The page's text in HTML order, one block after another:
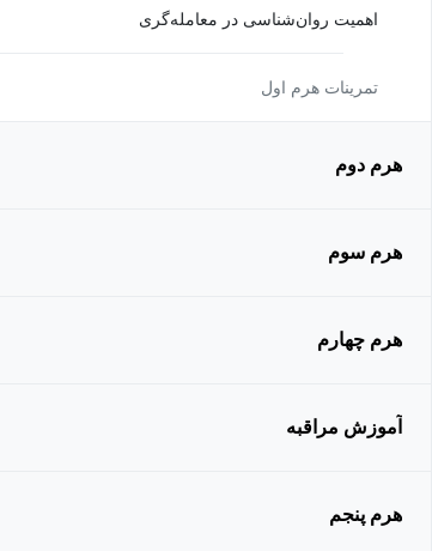
اهمیت روان‌شناسی در معامله‌گری
تمرینات هرم اول
هرم دوم
هرم سوم
هرم چهارم
آموزش مراقبه
هرم پنجم